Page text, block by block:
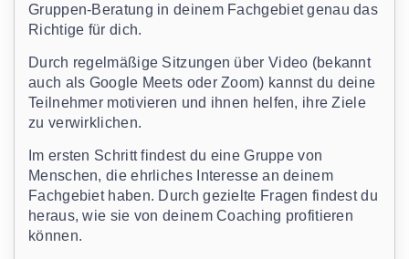
Gruppen-Beratung in deinem Fachgebiet genau das
Richtige für dich.
Durch regelmäßige Sitzungen über Video (bekannt
auch als Google Meets oder Zoom) kannst du deine
Teilnehmer motivieren und ihnen helfen, ihre Ziele
zu verwirklichen.
Im ersten Schritt findest du eine Gruppe von
Menschen, die ehrliches Interesse an deinem
Fachgebiet haben. Durch gezielte Fragen findest du
heraus, wie sie von deinem Coaching profitieren
können.